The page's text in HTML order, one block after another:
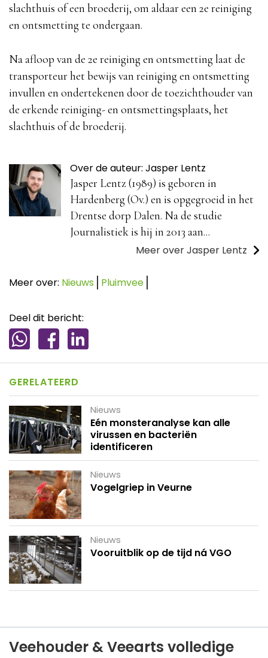
slachthuis of een broederij, om aldaar een 2e reiniging
en ontsmetting te ondergaan.
Na afloop van de 2e reiniging en ontsmetting laat de
transporteur het bewijs van reiniging en ontsmetting
invullen en ondertekenen door de toezichthouder van
de erkende reiniging- en ontsmettingsplaats, het
slachthuis of de broederij.
Over de auteur: Jasper Lentz
Jasper Lentz (1989) is geboren in
Hardenberg (Ov.) en is opgegroeid in het
Drentse dorp Dalen. Na de studie
Journalistiek is hij in 2013 aan...
Meer over Jasper Lentz
Meer over: Nieuws Pluimvee
Deel dit bericht:
GERELATEERD
Nieuws
Eén monsteranalyse kan alle
virussen en bacteriën
identificeren
Nieuws
Vogelgriep in Veurne
Nieuws
Vooruitblik op de tijd ná VGO
Veehouder & Veearts volledige